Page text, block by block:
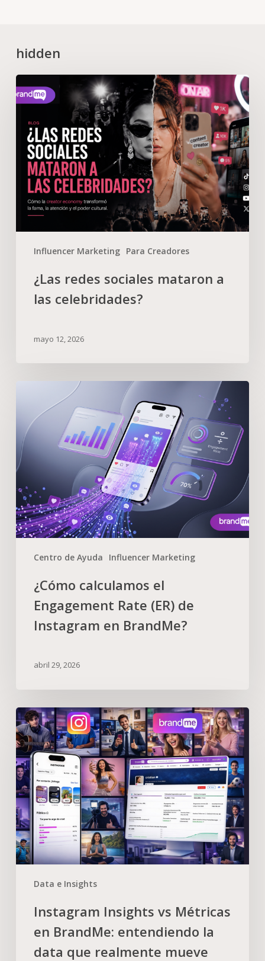
hidden
Influencer Marketing Para Creadores
¿Las redes sociales mataron a
las celebridades?
mayo 12, 2026
Centro de Ayuda Influencer Marketing
¿Cómo calculamos el
Engagement Rate (ER) de
Instagram en BrandMe?
abril 29, 2026
Data e Insights
Instagram Insights vs Métricas
en BrandMe: entendiendo la
data que realmente mueve